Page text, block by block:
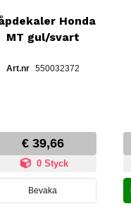
Honda
MT gul/svart
550032372
€ 39,66
0 Styck
Bevaka